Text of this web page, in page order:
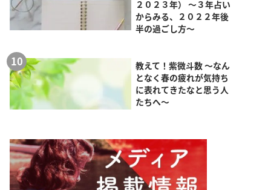
２０２３年） ～３年占い
からみる、２０２２年後
半の過ごし方～
教えて！紫微斗数 ～なん
となく春の疲れが気持ち
に表れてきたなと思う人
たちへ～